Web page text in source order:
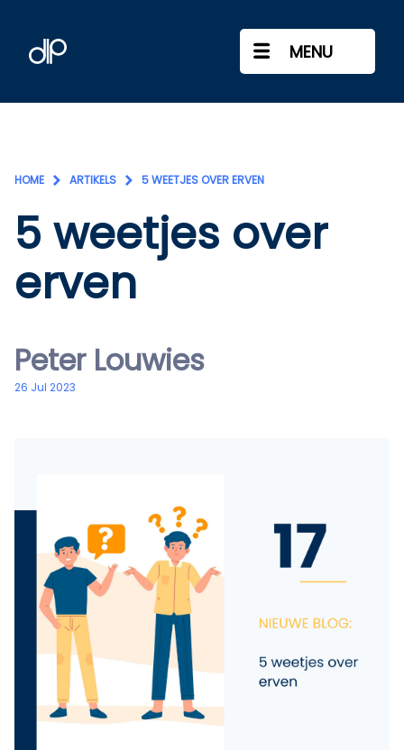
MENU
HOME ARTIKELS 5 WEETJES OVER ERVEN
5 weetjes over
erven
Peter Louwies
26 Jul 2023